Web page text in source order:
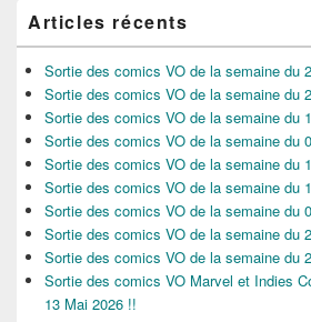
Articles récents
Sortie des comics VO de la semaine du
Sortie des comics VO de la semaine du
Sortie des comics VO de la semaine du
Sortie des comics VO de la semaine du
Sortie des comics VO de la semaine du
Sortie des comics VO de la semaine du
Sortie des comics VO de la semaine du
Sortie des comics VO de la semaine du
Sortie des comics VO de la semaine du
Sortie des comics VO Marvel et Indies
13 Mai 2026 !!